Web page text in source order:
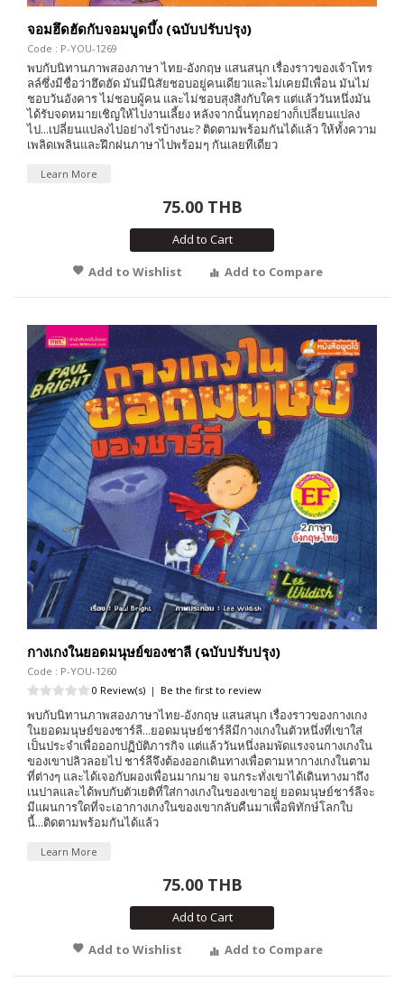
จอมฮึดฮัดกับจอมบูดบึ้ง (ฉบับปรับปรุง)
Code : P-YOU-1269
พบกับนิทานภาพสองภาษา ไทย-อังกฤษ แสนสนุก เรื่องราวของเจ้าโทร
ลล์ซึ่งมีชื่อว่าฮึดฮัด มันมีนิสัยชอบอยู่คนเดียวและไม่เคยมีเพื่อน มันไม่
ชอบวันอังคาร ไม่ชอบผู้คน และไม่ชอบสุงสิงกับใคร แต่แล้ววันหนึ่งมัน
ได้รับจดหมายเชิญให้ไปงานเลี้ยง หลังจากนั้นทุกอย่างก็เปลี่ยนแปลง
ไป...เปลี่ยนแปลงไปอย่างไรบ้างนะ? ติดตามพร้อมกันได้แล้ว ให้ทั้งความ
เพลิดเพลินและฝึกฝนภาษาไปพร้อมๆ กันเลยทีเดียว
Learn More
75.00 THB
Add to Cart
Add to Wishlist
Add to Compare
กางเกงในยอดมนุษย์ของชาลี (ฉบับปรับปรุง)
Code : P-YOU-1260
0 Review(s) | Be the first to review
พบกับนิทานภาพสองภาษาไทย-อังกฤษ แสนสนุก เรื่องราวของกางเกง
ในยอดมนุษย์ของชาร์ลี...ยอดมนุษย์ชาร์ลีมีกางเกงในตัวหนึ่งที่เขาใส่
เป็นประจำเพื่อออกปฏิบัติภารกิจ แต่แล้ววันหนึ่งลมพัดแรงจนกางเกงใน
ของเขาปลิวลอยไป ชาร์ลีจึงต้องออกเดินทางเพื่อตามหากางเกงในตาม
ที่ต่างๆ และได้เจอกับผองเพื่อนมากมาย จนกระทั่งเขาได้เดินทางมาถึง
เนปาลและได้พบกับตัวเยติที่ใส่กางเกงในของเขาอยู่ ยอดมนุษย์ชาร์ลีจะ
มีแผนการใดที่จะเอากางเกงในของเขากลับคืนมาเพื่อพิทักษ์โลกใบ
นี้...ติดตามพร้อมกันได้แล้ว
Learn More
75.00 THB
Add to Cart
Add to Wishlist
Add to Compare